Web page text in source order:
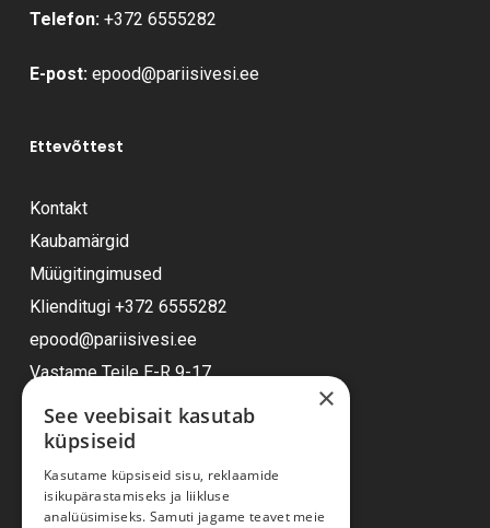
Telefon: +372 6555282
E-post: epood@pariisivesi.ee
Ettevõttest
Kontakt
Kaubamärgid
Müügitingimused
Klienditugi +372 6555282
epood@pariisivesi.ee
Vastame Teile E-R 9-17
Ostuabi
Kauba kohaletoimetamine
×
See veebisait kasutab
küpsiseid
Kasutame küpsiseid sisu, reklaamide
isikupärastamiseks ja liikluse
analüüsimiseks. Samuti jagame teavet meie